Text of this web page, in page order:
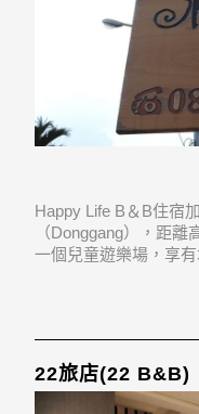
Happy Life B＆B住宿
（Donggang），距
一個兒童遊樂場，享
每間客房都裝有空調
房設有水壺。 客房設
22旅店(22 B&B)